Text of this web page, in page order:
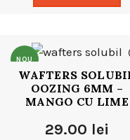
NOU
WAFTERS
OOZING 6MM –
MANGO CU LIME
29.00 lei